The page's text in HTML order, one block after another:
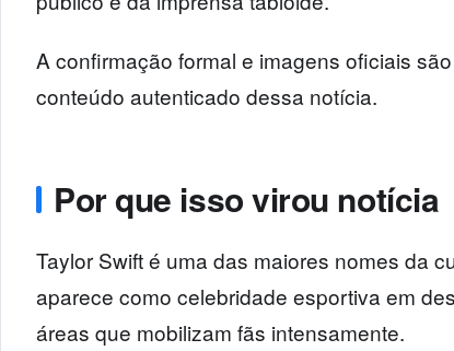
A confirmação formal e imagens oficiais
conteúdo autenticado dessa notícia.
Por que isso virou notícia
Taylor Swift é uma das maiores nomes da
aparece como celebridade esportiva em
áreas que mobilizam fãs intensamente.